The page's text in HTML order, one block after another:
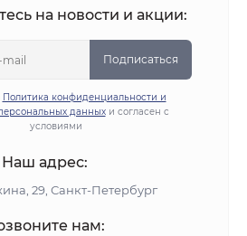
на новости и акции:
Подписаться
Политика конфиденциальности и
данныхи согласен с
условиями
Наш адрес:
29, Санкт-Петербург
нам: